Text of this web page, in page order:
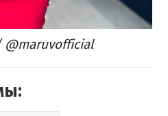
@maruvofficial